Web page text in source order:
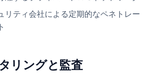
リティ会社による定期的なペネトレー
リングと監査